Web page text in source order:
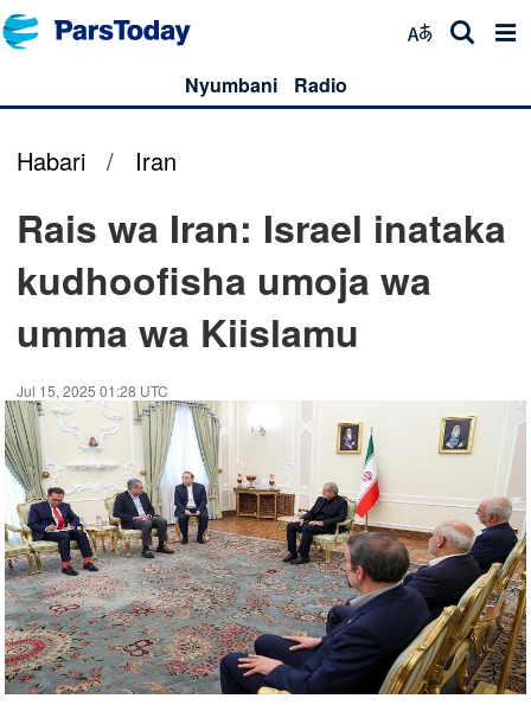
Nyumbani Radio
Habari / Iran
Rais wa Iran: Israel inataka
kudhoofisha umoja wa
umma wa Kiislamu
Jul 15, 2025 01:28 UTC